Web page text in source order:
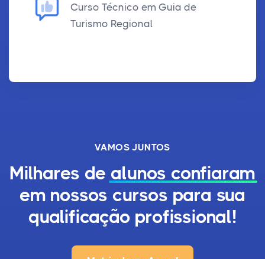
Curso Técnico em Guia de
Turismo Regional
VAMOS JUNTOS
Milhares de alunos confiaram
em nossos cursos para sua
qualificação profissional!